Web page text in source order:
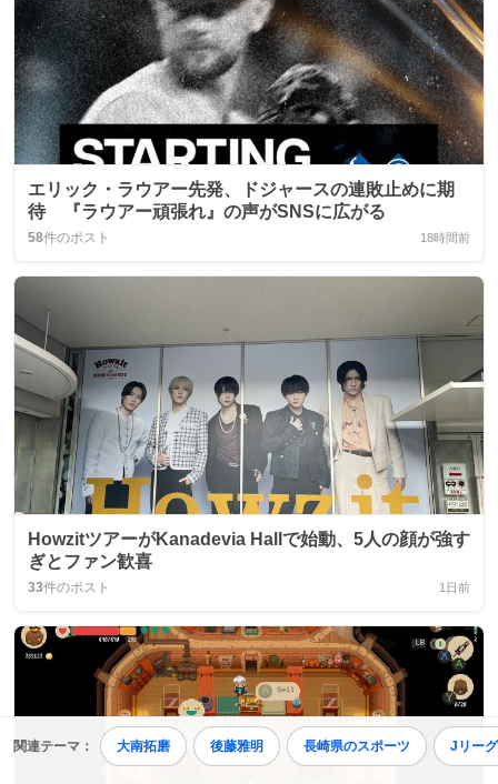
関連テーマ： 大南拓磨 後藤雅明 長崎県のスポーツ Jリーグ
エリック・ラウアー先発、ドジャースの連敗止めに期
待 『ラウアー頑張れ』の声がSNSに広がる
58件のポスト 18時間前
HowzitツアーがKanadevia Hallで始動、5人の顔が強す
ぎとファン歓喜
33件のポスト 1日前